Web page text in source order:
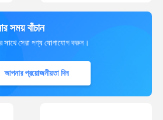
সময় বাঁচান
সাথে সেরা পণ্য যোগাযোগ করুন।
আপনার প্রয়োজনীয়তা দিন